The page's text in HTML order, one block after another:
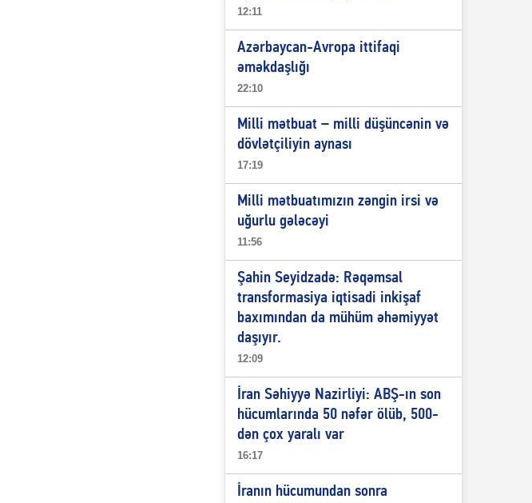
12:11
Azərbaycan-Avropa ittifaqi
əməkdaşlığı
22:10
Milli mətbuat – milli düşüncənin və
dövlətçiliyin aynası
17:19
Milli mətbuatımızın zəngin irsi və
uğurlu gələcəyi
11:56
Şahin Seyidzadə: Rəqəmsal
transformasiya iqtisadi inkişaf
baxımından da mühüm əhəmiyyət
daşıyır.
12:09
İran Səhiyyə Nazirliyi: ABŞ-ın son
hücumlarında 50 nəfər ölüb, 500-
dən çox yaralı var
16:17
İranın hücumundan sonra